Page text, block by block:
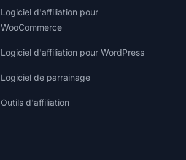
Logiciel d'affiliation pour
WooCommerce
Logiciel d'affiliation pour WordPress
Logiciel de parrainage
Outils d'affiliation